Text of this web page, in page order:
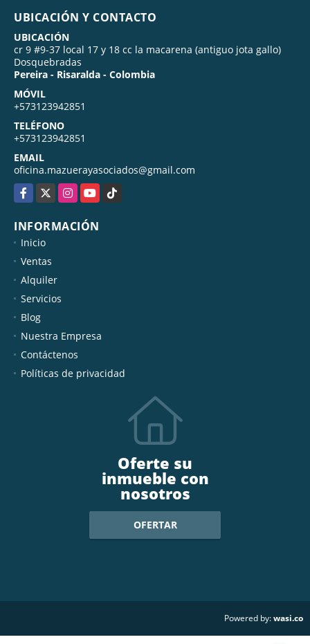
UBICACIÓN Y CONTACTO
UBICACIÓN
cr 9 #9-37 local 17 y 18 cc la macarena (antiguo jota gallo)
Dosquebradas
Pereira - Risaralda - Colombia
MÓVIL
+573123942851
TELÉFONO
+573123942851
EMAIL
oficina.mazuerayasociados@gmail.com
Facebook
X InstagramYouTubeTikTok
INFORMACIÓN
Inicio
Ventas
Alquiler
Servicios
Blog
Nuestra Empresa
Contáctenos
Políticas de privacidad
Oferte su
inmueble con
nosotros
OFERTAR
Powered by:wasi.co